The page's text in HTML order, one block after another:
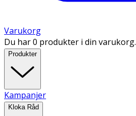
Varukorg
Du har 0 produkter i din varukorg.
Produkter
Kampanjer
Kloka Råd